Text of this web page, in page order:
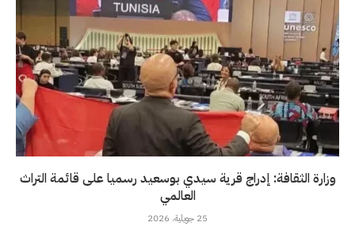
وزارة الثقافة: إدراج قرية سيدي بوسعيد رسميا على قائمة التراث
العالمي
25 جويلية، 2026